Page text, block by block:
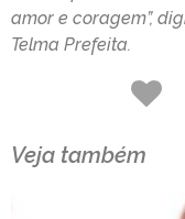
amor e coragem”,
Telma Prefeita.
Veja também